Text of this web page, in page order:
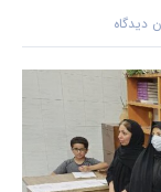
دیدگاه